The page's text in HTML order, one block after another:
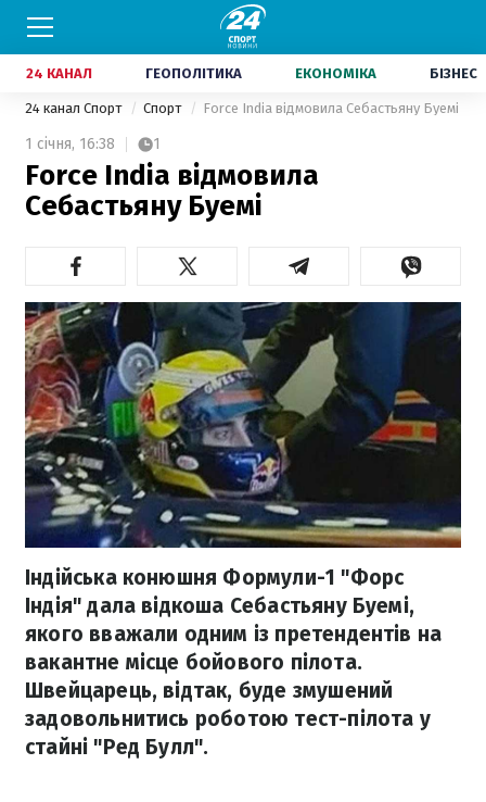
24 КАНАЛ ГЕОПОЛІТИКА ЕКОНОМІКА БІЗНЕС
24 канал Спорт Спорт Force India відмовила Себастьяну Буемі
1 січня, 16:38 1
Force India відмовила
Себастьяну Буемі
Індійська конюшня Формули-1 "Форс
Індія" дала відкоша Себастьяну Буемі,
якого вважали одним із претендентів на
вакантне місце бойового пілота.
Швейцарець, відтак, буде змушений
задовольнитись роботою тест-пілота у
стайні "Ред Булл".